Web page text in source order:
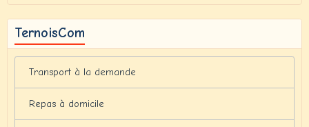
TernoisCom
Transport à la demande
Repas à domicile